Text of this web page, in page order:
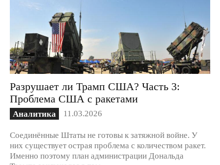
Разрушает ли Трамп США? Часть 3:
Проблема США с ракетами
Аналитика 11.03.2026
Соединённые Штаты не готовы к затяжной войне. У
них существует острая проблема с количеством ракет.
Именно поэтому план администрации Дональда